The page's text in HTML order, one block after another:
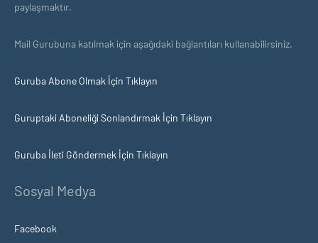
paylaşmaktır.
Mail Gurubuna katılmak için aşağıdaki bağlantıları kullanabilirsiniz.
Guruba Abone Olmak İçin Tıklayın
Guruptaki Aboneliği Sonlandırmak İçin Tıklayın
Guruba İleti Göndermek İçin Tıklayın
Sosyal Medya
Facebook